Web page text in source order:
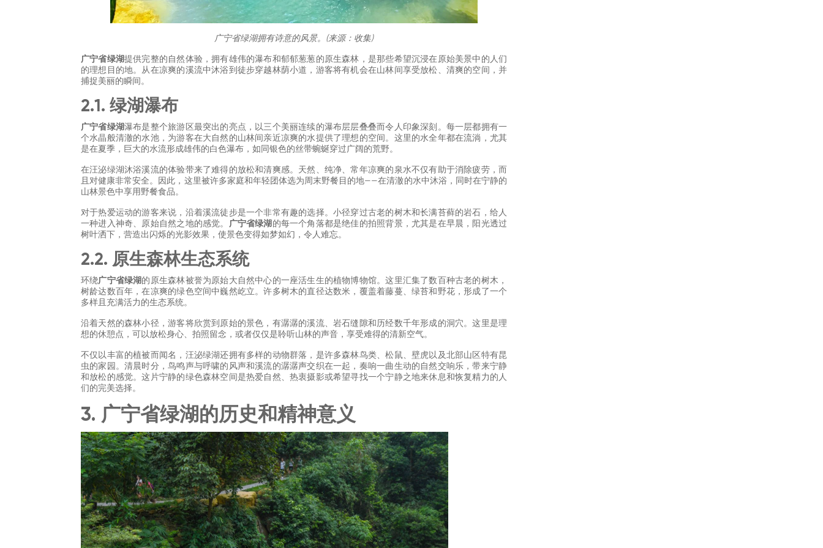
广宁省绿湖拥有诗意的风景。(来源：收集)
广宁省绿湖提供完整的自然体验，拥有雄伟的瀑布和郁郁葱葱的原生森林，是那些希望沉浸在原始美景中的人们
的理想目的地。从在凉爽的溪流中沐浴到徒步穿越林荫小道，游客将有机会在山林间享受放松、清爽的空间，并
捕捉美丽的瞬间。
2.1. 绿湖瀑布
广宁省绿湖瀑布是整个旅游区最突出的亮点，以三个美丽连续的瀑布层层叠叠而令人印象深刻。每一层都拥有一
个水晶般清澈的水池，为游客在大自然的山林间亲近凉爽的水提供了理想的空间。这里的水全年都在流淌，尤其
是在夏季，巨大的水流形成雄伟的白色瀑布，如同银色的丝带蜿蜒穿过广阔的荒野。
在汪泌绿湖沐浴溪流的体验带来了难得的放松和清爽感。天然、纯净、常年凉爽的泉水不仅有助于消除疲劳，而
且对健康非常安全。因此，这里被许多家庭和年轻团体选为周末野餐目的地——在清澈的水中沐浴，同时在宁静的
山林景色中享用野餐食品。
对于热爱运动的游客来说，沿着溪流徒步是一个非常有趣的选择。小径穿过古老的树木和长满苔藓的岩石，给人
一种进入神奇、原始自然之地的感觉。 广宁省绿湖的每一个角落都是绝佳的拍照背景，尤其是在早晨，阳光透过
树叶洒下，营造出闪烁的光影效果，使景色变得如梦如幻，令人难忘。
2.2. 原生森林生态系统
环绕广宁省绿湖的原生森林被誉为原始大自然中心的一座活生生的植物博物馆。这里汇集了数百种古老的树木，
树龄达数百年，在凉爽的绿色空间中巍然屹立。许多树木的直径达数米，覆盖着藤蔓、绿苔和野花，形成了一个
多样且充满活力的生态系统。
沿着天然的森林小径，游客将欣赏到原始的景色，有潺潺的溪流、岩石缝隙和历经数千年形成的洞穴。这里是理
想的休憩点，可以放松身心、拍照留念，或者仅仅是聆听山林的声音，享受难得的清新空气。
不仅以丰富的植被而闻名，汪泌绿湖还拥有多样的动物群落，是许多森林鸟类、松鼠、壁虎以及北部山区特有昆
虫的家园。清晨时分，鸟鸣声与呼啸的风声和溪流的潺潺声交织在一起，奏响一曲生动的自然交响乐，带来宁静
和放松的感觉。这片宁静的绿色森林空间是热爱自然、热衷摄影或希望寻找一个宁静之地来休息和恢复精力的人
们的完美选择。
3. 广宁省绿湖的历史和精神意义